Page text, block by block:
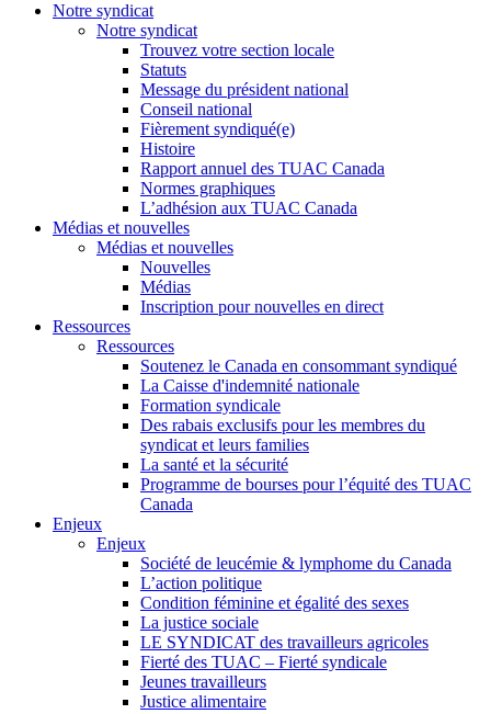
Notre syndicat
Notre syndicat
Trouvez votre section locale
Statuts
Message du président national
Conseil national
Fièrement syndiqué(e)
Histoire
Rapport annuel des TUAC Canada
Normes graphiques
L’adhésion aux TUAC Canada
Médias et nouvelles
Médias et nouvelles
Nouvelles
Médias
Inscription pour nouvelles en direct
Ressources
Ressources
Soutenez le Canada en consommant syndiqué
La Caisse d'indemnité nationale
Formation syndicale
Des rabais exclusifs pour les membres du
syndicat et leurs families
La santé et la sécurité
Programme de bourses pour l’équité des TUAC
Canada
Enjeux
Enjeux
Société de leucémie & lymphome du Canada
L’action politique
Condition féminine et égalité des sexes
La justice sociale
LE SYNDICAT des travailleurs agricoles
Fierté des TUAC – Fierté syndicale
Jeunes travailleurs
Justice alimentaire